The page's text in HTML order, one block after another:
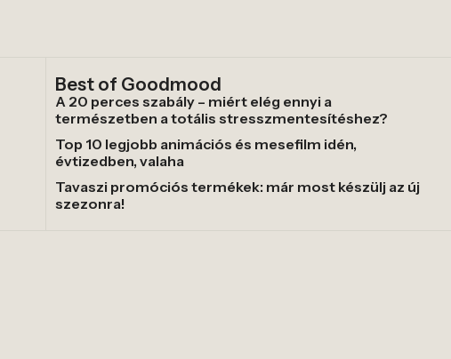
Best of Goodmood
A 20 perces szabály – miért elég ennyi a
természetben a totális stresszmentesítéshez?
Top 10 legjobb animációs és mesefilm idén,
évtizedben, valaha
Tavaszi promóciós termékek: már most készülj az új
szezonra!